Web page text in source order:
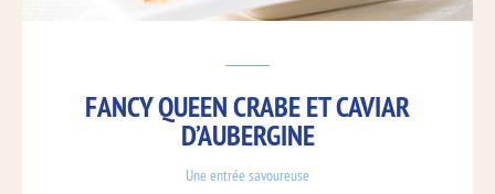
FANCY QUEEN CRABE ET CAVIAR
D’AUBERGINE
Une entrée savoureuse